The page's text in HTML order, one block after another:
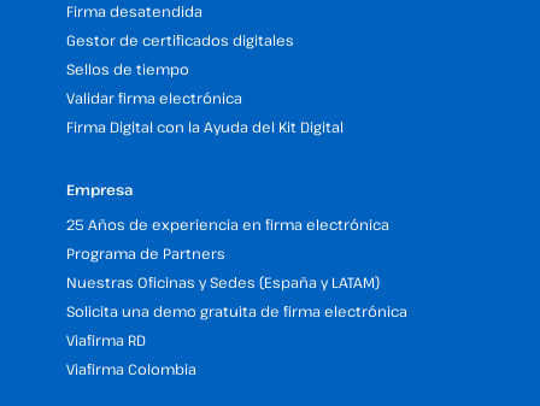
Firma desatendida
Gestor de certificados digitales
Sellos de tiempo
Validar firma electrónica
Firma Digital con la Ayuda del Kit Digital
Empresa
25 Años de experiencia en firma electrónica
Programa de Partners
Nuestras Oficinas y Sedes (España y LATAM)
Solicita una demo gratuita de firma electrónica
Viafirma RD
Viafirma Colombia